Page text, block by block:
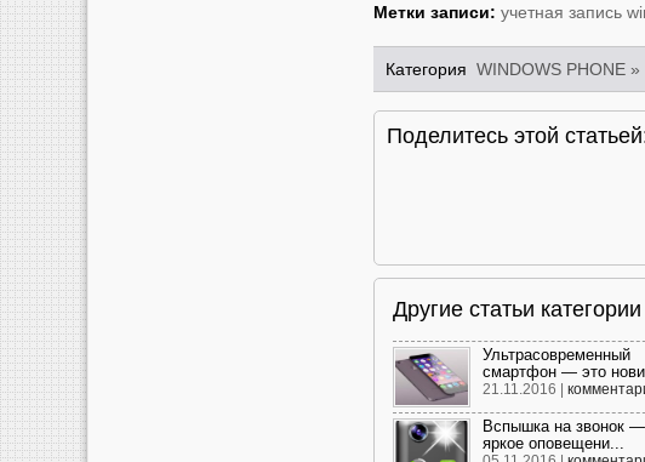
Метки записи: учетная запись
Категория WINDOWS PHONE »
Поделитесь этой
Другие статьи
Ультрасовременный
смартфон — это
21.11.2016 |
Вспышка на звонок
яркое оповещени...